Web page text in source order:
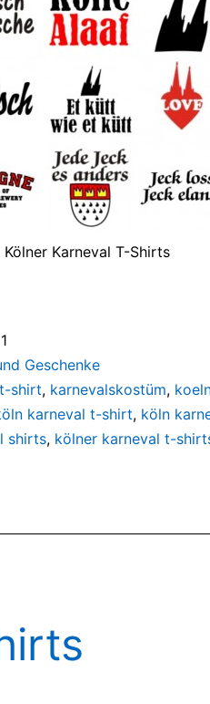
Kölner Karneval T-Shirts
Geschenke
shirt, karnevalskostüm,
karneval t-shirt, köln
shirts, kölner karneval t-